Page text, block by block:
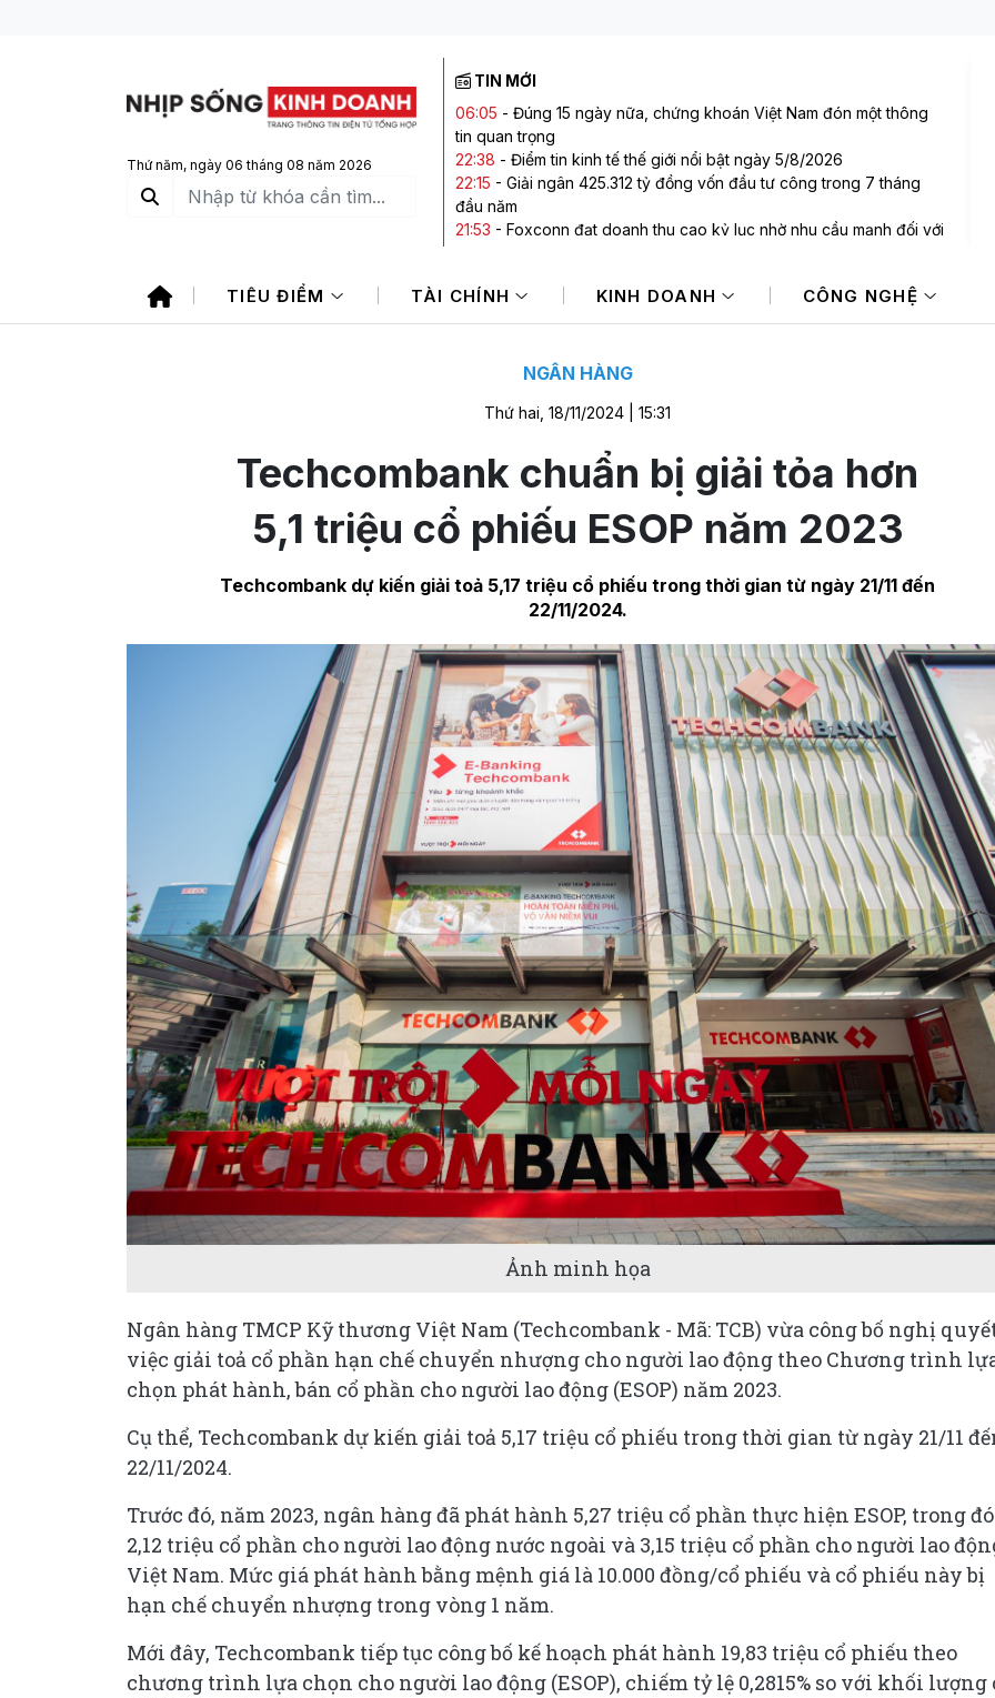
Thứ năm, ngày 06 tháng 08 năm 2026
TIN MỚI
06:05 - Đúng 15 ngày nữa, chứng khoán Việt Nam đón một thông
tin quan trọng
22:38 - Điểm tin kinh tế thế giới nổi bật ngày 5/8/2026
22:15 - Giải ngân 425.312 tỷ đồng vốn đầu tư công trong 7 tháng
đầu năm
21:53 - Foxconn đạt doanh thu cao kỷ lục nhờ nhu cầu mạnh đối với
20:20- Xuất khẩu gạo Thái Lan giảm gần 19% trong nửa đầu năm
2026
TIÊU ĐIỂM TÀI CHÍNH KINH DOANH CÔNG NGHỆ
NGÂN HÀNG
Thứ hai, 18/11/2024 | 15:31
Techcombank chuẩn bị giải tỏa hơn
5,1 triệu cổ phiếu ESOP năm 2023
Techcombank dự kiến giải toả 5,17 triệu cổ phiếu trong thời gian từ ngày 21/11 đến
22/11/2024.
Ảnh minh họa
Ngân hàng TMCP Kỹ thương Việt Nam (Techcombank - Mã: TCB) vừa công bố nghị
việc giải toả cổ phần hạn chế chuyển nhượng cho người lao động theo Chương trình
chọn phát hành, bán cổ phần cho người lao động (ESOP) năm 2023.
Cụ thể, Techcombank dự kiến giải toả 5,17 triệu cổ phiếu trong thời gian từ ngày 21/11
22/11/2024.
Trước đó, năm 2023, ngân hàng đã phát hành 5,27 triệu cổ phần thực hiện ESOP, trong đó
2,12 triệu cổ phần cho người lao động nước ngoài và 3,15 triệu cổ phần cho người lao
Việt Nam. Mức giá phát hành bằng mệnh giá là 10.000 đồng/cổ phiếu và cổ phiếu này bị
hạn chế chuyển nhượng trong vòng 1 năm.
Mới đây, Techcombank tiếp tục công bố kế hoạch phát hành 19,83 triệu cổ phiếu theo
chương trình lựa chọn cho người lao động (ESOP), chiếm tỷ lệ 0,2815% so với khối lượng